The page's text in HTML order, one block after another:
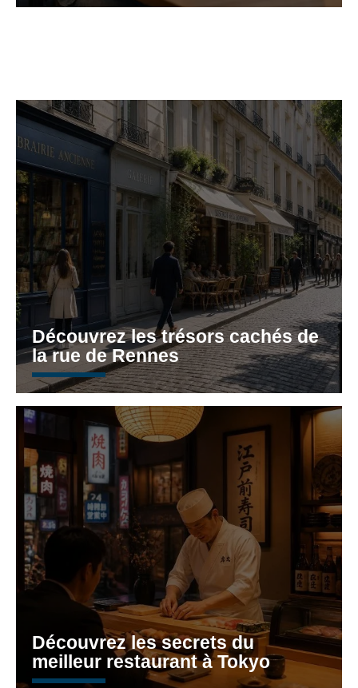
Découvrez les trésors cachés de
la rue de Rennes
Découvrez les secrets du
meilleur restaurant à Tokyo